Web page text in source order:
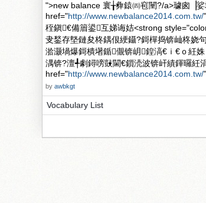
">new balance 寰╁彜鎱㈣窇闉?/a>璩囪▕
href="http://www.newbalance2014.com.tw/
秷鎭€備篃鍙互娣诲姞<strong
叏鍫存墍鏈夋柊鍝佷綆鑷?鎶樿捣锛屾柊娆
湁灏堝爆鎶樻墸鍎儬锛岄鍠滈€ｉ€ｏ紝
湡锛?澶╃劇鐞嗙敱閫€鎻涜波锛屽績鍕曪紝
href="http://www.newbalance2014.com.tw/
by awbkgt
Vocabulary List